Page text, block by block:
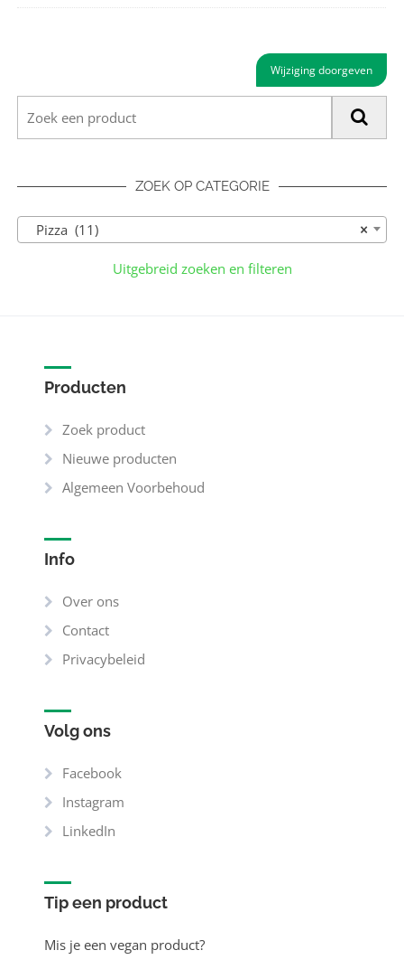
Wijziging doorgeven
ZOEK OP CATEGORIE
×
Pizza (11)
Uitgebreid zoeken en filteren
Producten
Zoek product
Nieuwe producten
Algemeen Voorbehoud
Info
Over ons
Contact
Privacybeleid
Volg ons
Facebook
Instagram
LinkedIn
Tip een product
Mis je een vegan product?